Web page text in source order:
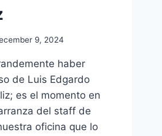
9, 2024
haber
de Luis Edgardo
es el momento en
del staff de
oficina que lo